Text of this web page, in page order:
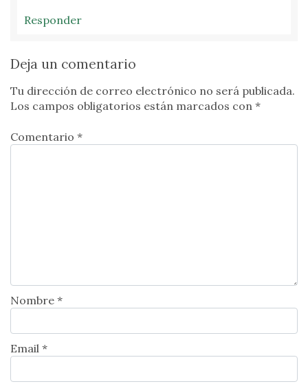
Responder
Deja un comentario
Tu dirección de correo electrónico no será publicada.
Los campos obligatorios están marcados con *
Comentario *
Nombre *
Email *